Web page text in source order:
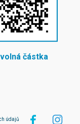
částka
údajů